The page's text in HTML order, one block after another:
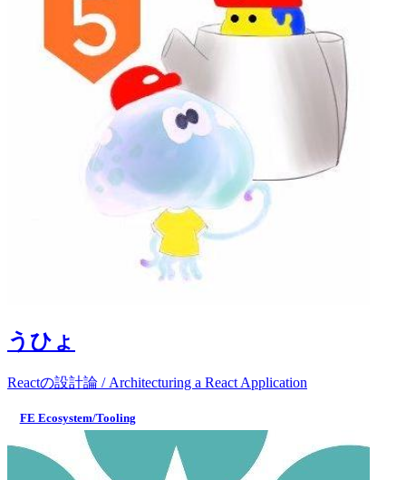
うひょ
Reactの設計論 / Architecturing a React Application
FE Ecosystem/Tooling